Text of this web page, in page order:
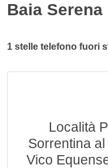
Baia Serena
1 stelle telefono fuori
Località
Sorrentina
Vico